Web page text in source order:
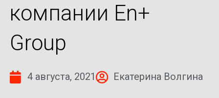
компании En+
Group
4 августа, 2021 Екатерина Волгина